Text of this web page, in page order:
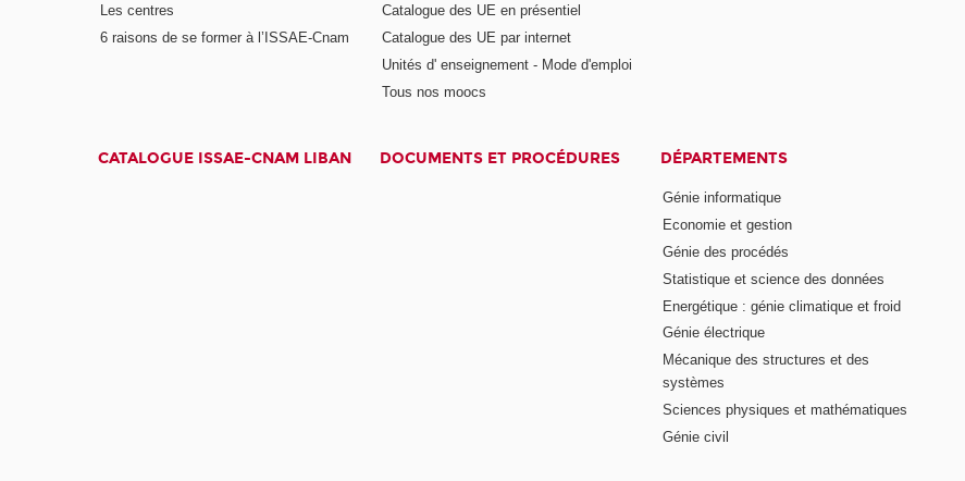
Les centres
6 raisons de se former à l’ISSAE-Cnam
Catalogue des UE en présentiel
Catalogue des UE par internet
Unités d' enseignement - Mode d'emploi
Tous nos moocs
CATALOGUE ISSAE-CNAM LIBAN DOCUMENTS ET PROCÉDURES DÉPARTEMENTS
Génie informatique
Economie et gestion
Génie des procédés
Statistique et science des données
Energétique : génie climatique et froid
Génie électrique
Mécanique des structures et des
systèmes
Sciences physiques et mathématiques
Génie civil